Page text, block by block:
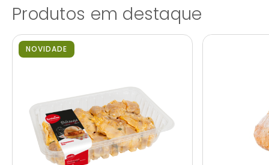
Produtos em destaque
NOVIDADE